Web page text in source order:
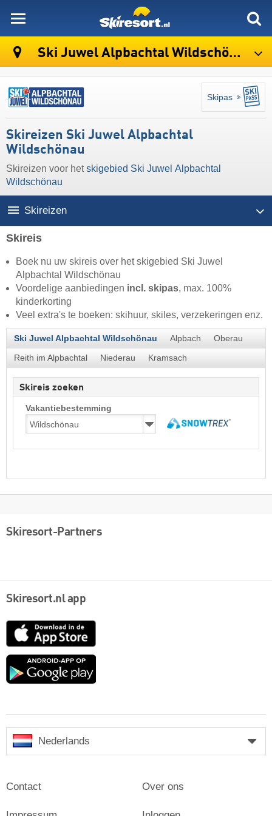
Ski Juwel Alpbachtal Wildschönau
Skipas
Skireizen Ski Juwel Alpbachtal
Wildschönau
Skireizen voor hetskigebied Ski Juwel Alpbachtal
Wildschönau
Skireizen
Skireis
Boek nu uw skireis over het skigebied Ski Juwel
Alpbachtal Wildschönau
Voordelige aanbiedingen incl. skipas, max. 100%
kinderkorting
Veel extra's te boeken: skihuur, skiles, verzekeringen enz.
Ski Juwel Alpbachtal Wildschönau Alpbach Oberau
Reith im Alpbachtal Niederau Kramsach
Skireis zoeken
Vakantiebestemming
Skiresort-Partners
Skiresort.nl app
App
Google
Nederlands
Contact Over ons